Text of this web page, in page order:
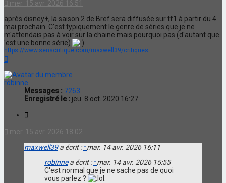
mer. 15 avr. 2026 16:51
après disney+, la saison 2 de Bref sera diffusée sur tf1 à partir du 4
mai prochain. C'est typiquement le genre de séries que je ne
m'attendais pas à voir sur la chaine mais pourquoi pas (d'autant que
'est une bonne série)
https://www.senscritique.com/maxwell39/critiques
robinne
Messages : 7263
Enregistré le : jeu. 8 oct. 2020 16:27
mer. 15 avr. 2026 18:02
maxwell39a écrit : ↑mar. 14 avr. 2026 16:11
robinnea écrit : ↑mar. 14 avr. 2026 15:55
C'est normal que je ne sache pas de quoi
vous parlez ?